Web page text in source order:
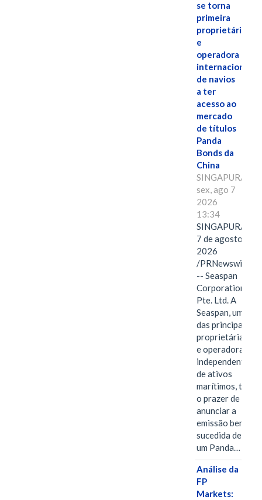
se torna
primeira
proprietária
e
operadora
internacional
de navios
a ter
acesso ao
mercado
de títulos
Panda
Bonds da
China
SINGAPURA,
sex, ago 7
2026
13:34
SINGAPURA,
7 de agosto de
2026
/PRNewswire/
-- Seaspan
Corporation
Pte. Ltd. A
Seaspan, uma
das principais
proprietárias
e operadoras
independentes
de ativos
marítimos, tem
o prazer de
anunciar a
emissão bem-
sucedida de
um Panda…
Análise da
FP
Markets: